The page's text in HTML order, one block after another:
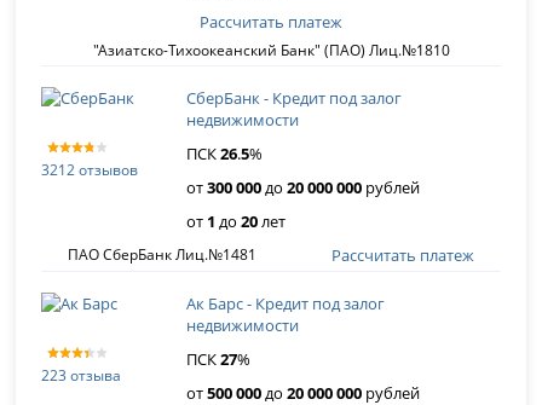
"Азиатско-Тихоокеанский Банк" (ПАО) Лиц.№1810
Рассчитать платеж
3212 отзывов
СберБанк - Кредит под залог
недвижимости
ПСК26.5%
от300 000до20 000 000 рублей
от 1 до20лет
ПАО СберБанк Лиц.№1481 Рассчитать платеж
223 отзыва
Ак Барс - Кредит под залог
недвижимости
ПСК27%
от500 000до20 000 000 рублей